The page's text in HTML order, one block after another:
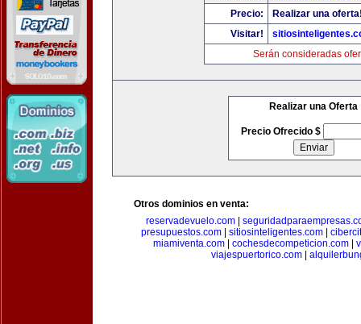
Precio:
Realizar una
Visitar!
Serán consideradas
Realizar una Oferta
Precio Ofrecido $
Otros dominios en venta:
reservadevuelo.com
presupuestos.com| sitiosinteligentes.com|
miamiventa.com
cochesdecompeticion.com
viajespuertorico.com|